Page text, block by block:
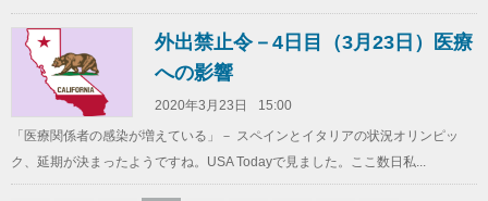
外出禁止令－4日目（3月23日）医療
への影響
2020年3月23日
15:00
「医療関係者の感染が増えている」－ スペインとイタリアの状況オリンピッ
ク、延期が決まったようですね。USA Todayで見ました。ここ数日私...